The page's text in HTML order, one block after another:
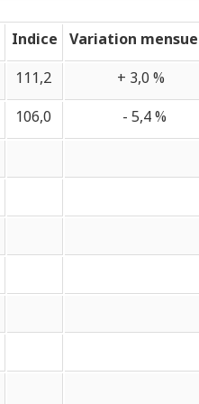
Indice
Variation
111,2
+ 3,0 %
106,0
- 5,4 %